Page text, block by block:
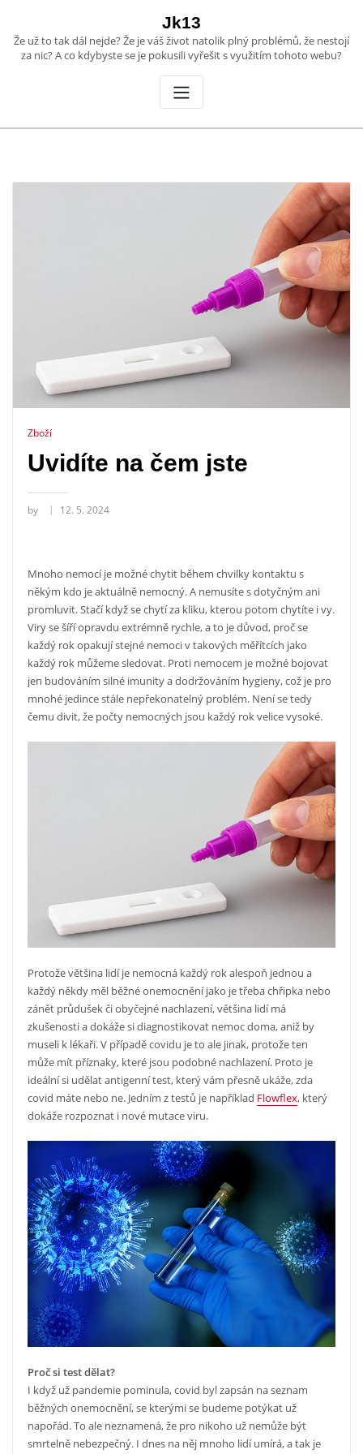
content
Jk13
Že už to tak dál nejde? Že je váš život natolik plný problémů, že nestojí
za nic? A co kdybyste se je pokusili vyřešit s využitím tohoto webu?
Zboží
Uvidíte na čem jste
by 12. 5. 2024
Mnoho nemocí je možné chytit během chvilky kontaktu s
někým kdo je aktuálně nemocný. A nemusíte s dotyčným ani
promluvit. Stačí když se chytí za kliku, kterou potom chytíte i vy.
Viry se šíří opravdu extrémně rychle, a to je důvod, proč se
každý rok opakují stejné nemoci v takových měřítcích jako
každý rok můžeme sledovat. Proti nemocem je možné bojovat
jen budováním silné imunity a dodržováním hygieny, což je pro
mnohé jedince stále nepřekonatelný problém. Není se tedy
čemu divit, že počty nemocných jsou každý rok velice vysoké.
Protože většina lidí je nemocná každý rok alespoň jednou a
každý někdy měl běžné onemocnění jako je třeba chřipka nebo
zánět průdušek či obyčejné nachlazení, většina lidí má
zkušenosti a dokáže si diagnostikovat nemoc doma, aniž by
museli k lékaři. V případě covidu je to ale jinak, protože ten
může mít příznaky, které jsou podobné nachlazení. Proto je
ideální si udělat antigenní test, který vám přesně ukáže, zda
covid máte nebo ne. Jedním z testů je například Flowflex, který
dokáže rozpoznat i nové mutace viru.
Proč si test dělat?
I když už pandemie pominula, covid byl zapsán na seznam
běžných onemocnění, se kterými se budeme potýkat už
napořád. To ale neznamená, že pro nikoho už nemůže být
smrtelně nebezpečný. I dnes na něj mnoho lidí umírá, a tak je